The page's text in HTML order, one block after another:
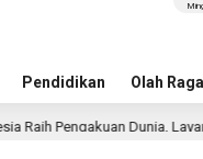
Pendidikan Olah Raga
Dunia, Layar Pintar